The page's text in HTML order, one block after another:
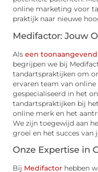
online marketing voor
praktijk naar nieuwe
Medifactor: Jouw
Als een
begrijpen we bij
tandartspraktijken om
ervaren team van
gespecialiseerd in het
tandartspraktijken bij
online merk en het
We zijn toegewijd aan
groei en het succes van
Onze Expertise in
Bij Medifactor hebben